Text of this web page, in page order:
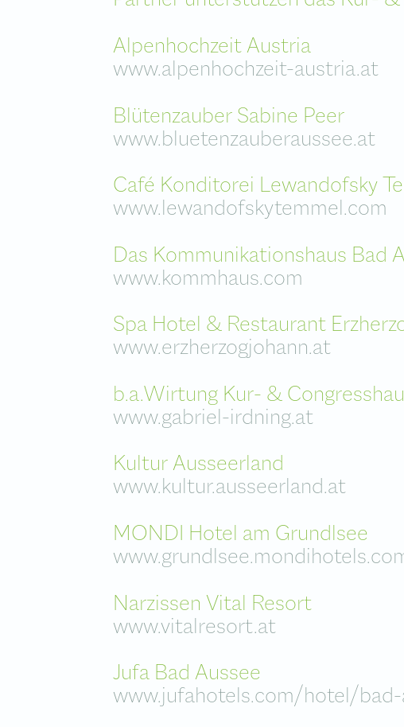
Galerie &
Terrasse mit
Seminarturm
Tanzstudio
Künstlergarderobe
Alpenhochzeit Austria
www.alpenhochzeit-austria.at
Blütenzauber Sabine Peer
www.bluetenzauberaussee.at
Café Konditorei Lewandofsky
www.lewandofskytemmel.com
Das Kommunikationshaus Bad
www.kommhaus.com
Spa Hotel & Restaurant
www.erzherzogjohann.at
b.a.Wirtung Kur- &
www.gabriel-irdning.at
Kultur Ausseerland
www.kultur.ausseerland.at
MONDI Hotel am Grundlsee
Narzissen Vital Resort
www.vitalresort.at
Jufa Bad Aussee
www.jufahotels.com/hotel/